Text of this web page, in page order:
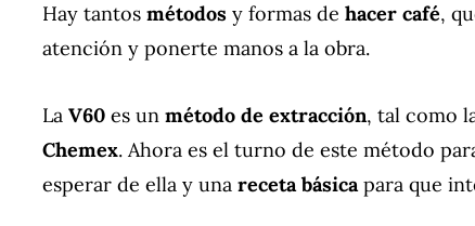
Hay tantos métodos y formas de hacer café,
atención y ponerte manos a la obra.
La V60 es un método de extracción, tal como
Chemex. Ahora es el turno de este método
esperar de ella y una receta básicapara que